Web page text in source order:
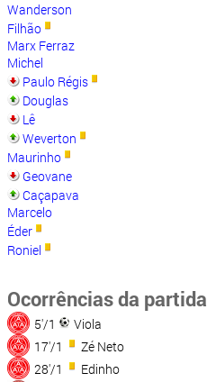
Wanderson
Filhão
Marx Ferraz
Michel
Paulo Régis
Douglas
Lê
Weverton
Maurinho
Geovane
Caçapava
Marcelo
Éder
Roniel
Ocorrências da partida
5'/1
Viola
17'/1
Zé Neto
28'/1
Edinho